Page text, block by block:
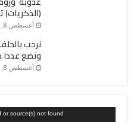
أغسطس 8, 2026
نرحب
ونضع عددا
أغسطس 8, 2026
or source(s) not found